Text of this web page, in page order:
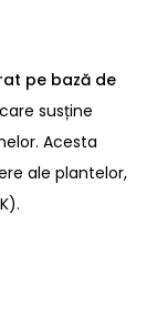
pe bază de
susține
Acesta
ale plantelor,